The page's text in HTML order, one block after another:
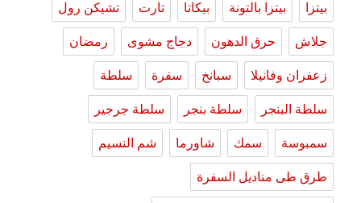
بيتزا بيتزا بالتونة بيكاتا تارت تشيكن رول
جلاش حرق الدهون دجاج مشوى رمضان
زعفران وفانيلا سبانخ سفرة سلطة
سلطة البنجر سلطة بنجر سلطة جرجير
سمبوسة سمك شاورما شم النسيم
طرق طى مناديل السفرة